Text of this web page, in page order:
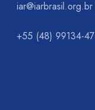
iar@iarbrasil.org.br
+55 (48) 99134-